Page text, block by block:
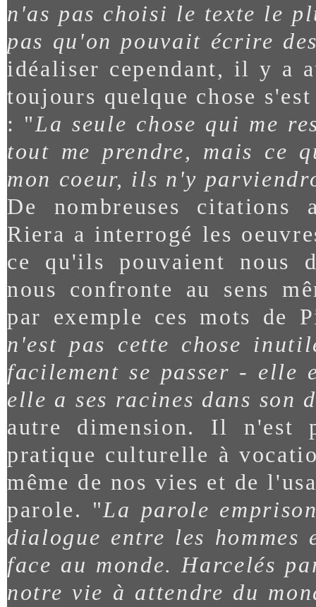
n'as pas choisi le texte le
pas qu'on pouvait écrire
idéaliser cependant, il y a
toujours quelque chose
: "La seule chose qui me
tout me prendre, mais ce
mon coeur, ils n'y
De nombreuses citations
Riera a interrogé les
ce qu'ils pouvaient nous
nous confronte au sens
par exemple ces mots de
n'est pas cette chose
facilement se passer - elle
elle a ses racines dans son
autre dimension. Il n'est
pratique culturelle à
même de nos vies et de
parole. "La parole
dialogue entre les
face au monde. Harcelés
notre vie à attendre du